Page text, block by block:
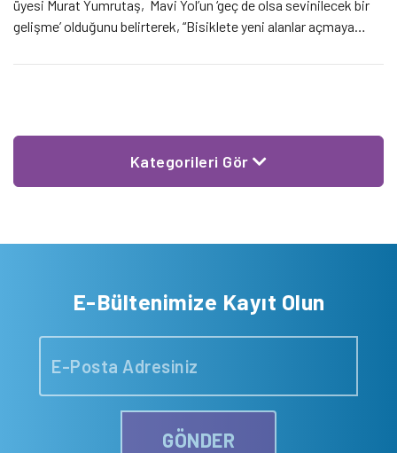
üyesi Murat Yumrutaş, Mavi Yol’un ‘geç de olsa sevinilecek bir
gelişme’ olduğunu belirterek, “Bisiklete yeni alanlar açmaya
Kategorileri Gör
E-Bültenimize Kayıt Olun
GÖNDER